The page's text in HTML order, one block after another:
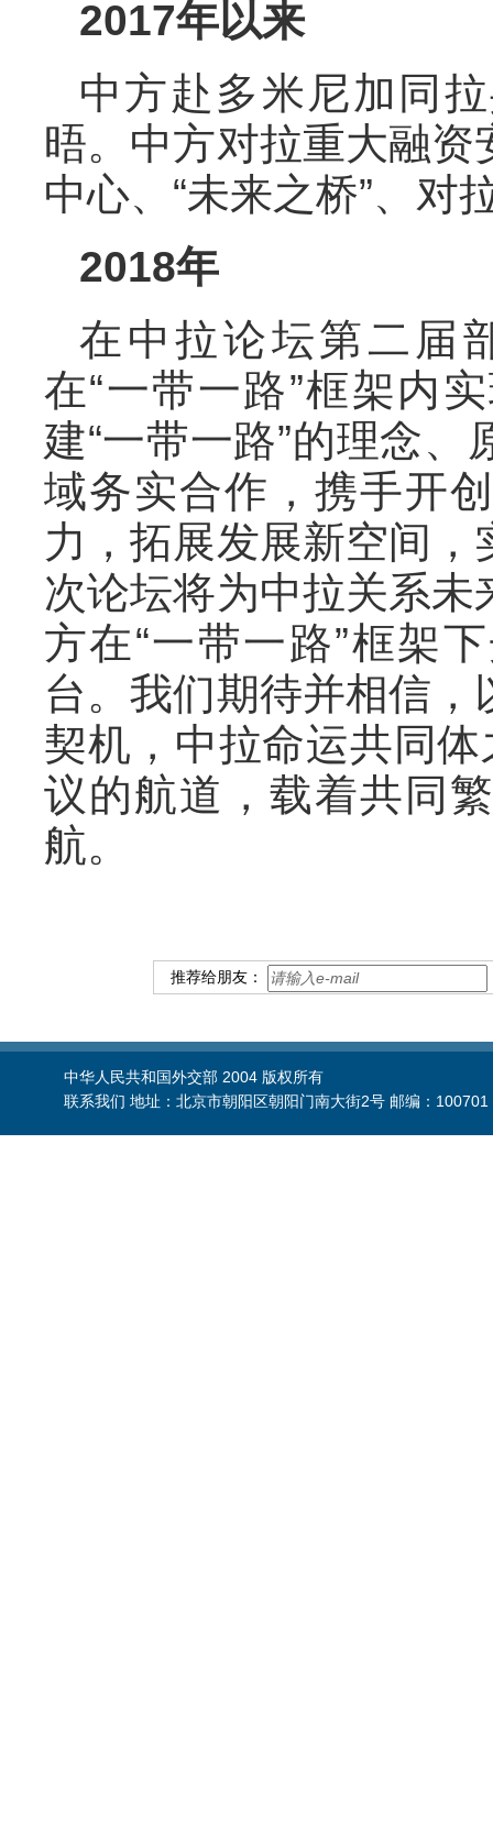
2017年以来
中方赴多米尼加同
晤。中方对拉重大融
中心、“未来之桥”、对
2018年
在中拉论坛第二届
在“一带一路”框架内
建“一带一路”的理念
域务实合作，携手开
力，拓展发展新空间
次论坛将为中拉关系
方在“一带一路”框架
台。我们期待并相信
契机，中拉命运共同体
议的航道，载着共同
航。
推荐给朋友：
中华人民共和国外交部 2004 版权所有
联系我们 地址：北京市朝阳区朝阳门南大街2号 邮编：